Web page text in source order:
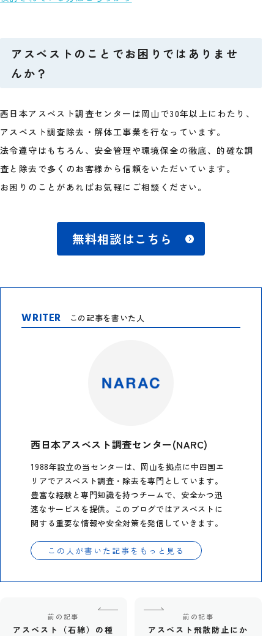
アスベストのことでお困りではありませ
んか？
西日本アスベスト調査センターは岡山で30年以上にわたり、
アスベスト調査除去・解体工事業を行なっています。
法令遵守はもちろん、安全管理や環境保全の徹底、的確な調
査と除去で多くのお客様から信頼をいただいています。
お困りのことがあればお気軽にご相談ください。
無料相談はこちら
WRITER この記事を書いた人
西日本アスベスト調査センター(NARC)
1988年設立の当センターは、岡山を拠点に中四国エ
リアでアスベスト調査・除去を専門としています。
豊富な経験と専門知識を持つチームで、安全かつ迅
速なサービスを提供。このブログではアスベストに
関する重要な情報や安全対策を発信していきます。
この人が書いた記事をもっと見る
前の記事
アスベスト（石綿）の種
前の記事
アスベスト飛散防止にか